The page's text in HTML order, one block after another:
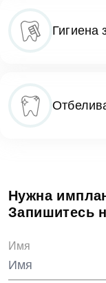
Гигиена
Нужна
Запишитесь
Имя